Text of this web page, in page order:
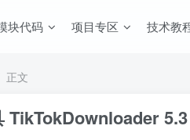
块代码 项目专区 技术教
正文
TikTokDownloader 5.3